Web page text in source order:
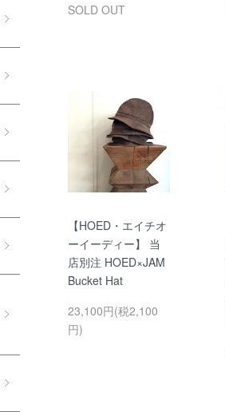
SOLD OUT
【HOED・エイチオ
ーイーディー】 当
店別注 HOED×JAM
Bucket Hat
23,100円(税2,100
円)